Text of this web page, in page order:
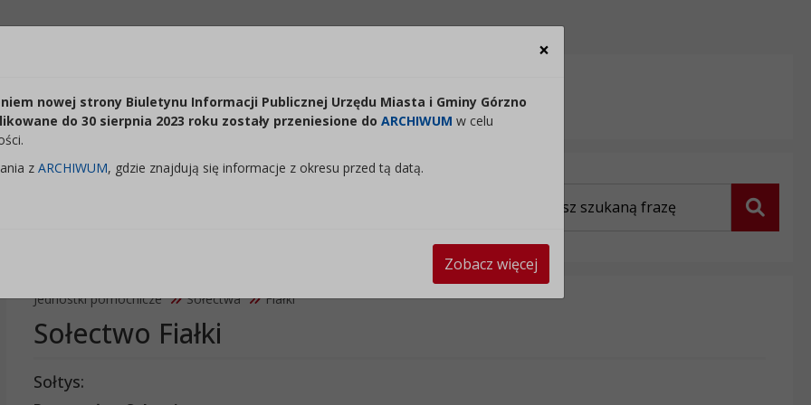
Zmień odstęp między literami
Zmień interlinię i margines między paragrafami
Przywróć ustawienia domyślne
Czytaj odnośniki Czytaj tekst
Szukaj
Jednostki pomocnicze Sołectwa Fiałki
Sołectwo Fiałki
Sołtys:
×
nowej strony Biuletynu Informacji Publicznej Urzędu Miasta i Gminy Górzno
do 30 sierpnia 2023 roku zostały przeniesione do ARCHIWUM w celu
z ARCHIWUM, gdzie znajdują się informacje z okresu przed tą datą.
Zobacz więcej